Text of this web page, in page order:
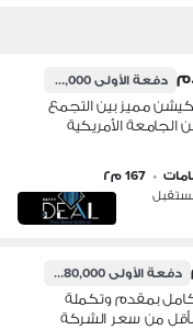
دفعة الأولى600,000 ج.م
مميز بين التجمع
الجامعة الأمريكية
وحياة متكاملة
• 167 م٢
دفعة الأولى6,180,000 ج.م
بمقدم وتكملة
من سعر الشركة